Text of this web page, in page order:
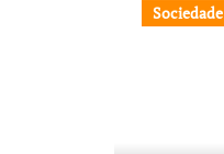
Sociedade